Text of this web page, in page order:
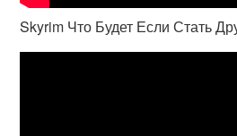
Skyrim Что Будет Если Стать